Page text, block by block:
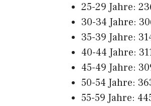
25-29 Jahre:
30-34 Jahre:
35-39 Jahre:
40-44 Jahre:
45-49 Jahre:
50-54 Jahre:
55-59 Jahre: